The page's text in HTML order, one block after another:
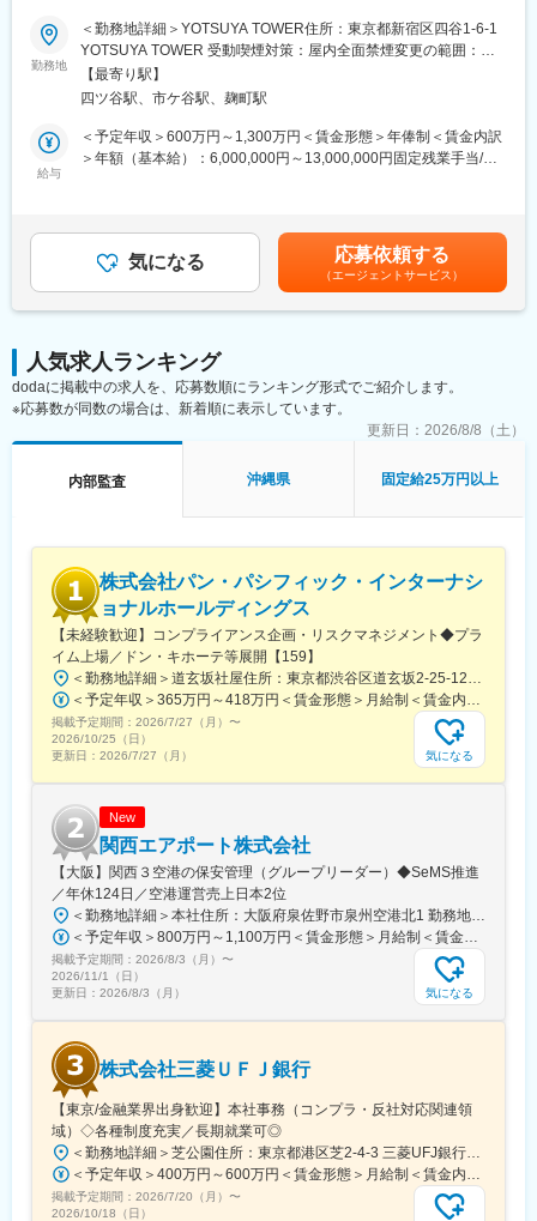
・内部監査結果に基づく情報提供ならびに改善への助言
＜チーム構成＞
現在は十数名程度のメンバーが在籍しており、テーマ監査、業務
営業監査、システム監査の3チームで構成されています。
をしております。
vol25-jp/?utm_source=slack&utm_medium=sns>
■本ポジションの魅力
・会社全体を俯瞰する立場から、経営目線で社内業務の改善・高
・モバイル決済最大手のフィンテック企業において内部監査業務
経験を積み、新ビジネススキームを習得しつつ、監査キャリアを
拡大
・デジタル監査も含めた新たな監査手法等の導入
・ALL中途入社の多種多様な人材の中での化学反応
変更の範囲：会社の定める業務
及し新しい価値創出を推進】
■PayPay内部統制部の紹介：
監査統制部はフィンテックのリーディングカンパニーに相応しい
内部統制を構築するため、内部統制高度化の整備推進/評価を担っ
ています。
バックグラウンドとしては、内部統制という職種を除いては、経
験業種は金融以外にも多岐にわたっており、事業会社出身者、監
査法人・コンサル出身者それぞれの強みを活かして業務にあたっ
当社を含むPayPayグループ各社のUS SOX対応方針を決め、US
SOX規制に対し各グループ会社が過不足なく対応するため、各社
に対するサポート（リソース提供含む）を実施し、グループ全体
のUS SOX対応状況を常にモニタリングし、問題発生時にはリス
通して的確なアドバイスを行ない、発見された問題に対して積極
評価」等を実施する
・新サービス・プロダクト導入時に、内部統制の観点でリスク低
減策が適切にデザインされているかのリスク評価を実施し、必要
に応じて1線部署に対するアドバイスを実施する
・外部監査人とSOX対応の方針（スコープ、経営者評価方針、不
備対応等）について交渉する
・内外関係者（外部監査、グループ会社等）と密に連携を行なう
■本ポジションの魅力：
・スーパーアプリを目指した新事業や新サービス等について、内
部統制構築の観点で企画段階から関わることができる
・内部統制の特性上、各種プロジェクトに関わりながら会社の成
長を肌で感じることができる
変更の範囲：会社の定める業務
勤務地
＜勤務地詳細＞YOTSUYA TOWER住所：東京都新宿区四谷1-6-1
YOTSUYA TOWER 受動喫煙対策：屋内全面禁煙変更の範囲：会
社の定める事業所（リモートワーク含む）
【最寄り駅】
四ツ谷駅、市ケ谷駅、麹町駅
給与
＜予定年収＞600万円～1,300万円＜賃金形態＞年俸制＜賃金内訳
＞年額（基本給）：6,000,000円～13,000,000円固定残業手当/
業手当＞有＜給与補足＞■昇給：原則年1回（会社の業績と個人の
評価結果を元に決定）■評価制度：仕事の成果と業績への貢献度を
評価賃金はあくまでも目安の金額であり、選考を通じて上下する
可能性があります。月給(月額)は固定手当を含めた表記です。
気になる 応募依頼する
（エージェントサービス）
人気求人ランキング
dodaに掲載中の求人を、応募数順にランキング形式でご紹介します。
※応募数が同数の場合は、新着順に表示しています。
更新日： 2026/8/8（土）
内部監査 沖縄県 固定給25万円以上
株式会社パン・パシフィック・インターナシ
ョナルホールディングス
【未経験歓迎】コンプライアンス企画・リスクマネジメント◆プラ
イム上場／ドン・キホーテ等展開【159】
＜勤務地詳細＞道玄坂社屋住所：東京都渋谷区道玄坂2-25-12 渋谷道玄坂通8F 受動喫煙対策：屋内全面禁煙変更の範囲：会社の定める事業所（リモートワーク含む）
＜予定年収＞365万円～418万円＜賃金形態＞月給制＜賃金内訳＞月額（基本給）：210,600円～242,100円その他固定手当/月：1,000円固定残業手当/月：16,400円～18,900円（固定残業時間10時間0分/月）超過した時間外労働の残業手当は追加支給＜月給＞228,000円～262,000円（一律手当を含む）＜昇給有無＞有＜残業手当＞有＜給与補足＞※ご経験に応じて決定。■給与改定：年2回（1月・7月）■賞与：年2回（7月・12月）※入社時給与は総合職テーブルでの算出となる為、入社1年後に選択頂くテーブルにより最大2.5万円減額となる可能性有。入社1年後原則5月にご自身の状況に合わせて、エリア・ホームへの変更申請が可能（会社承認後の適用）賃金はあくまでも目安の金額であり、選考を通じて上下する可能性があります。月給(月額)は固定手当を含めた表記です。
掲載予定期間： 2026/7/27（月） 〜
2026/10/25（日）
更新日： 2026/7/27（月） 気になる
New
関西エアポート株式会社
【大阪】関西３空港の保安管理（グループリーダー）◆SeMS推進
／年休124日／空港運営売上日本2位
＜勤務地詳細＞本社住所：大阪府泉佐野市泉州空港北1 勤務地最寄駅：JRはるか・関西空港線／関西空港駅受動喫煙対策：屋内全面禁煙変更の範囲：会社の定める事業所
＜予定年収＞800万円～1,100万円＜賃金形態＞月給制＜賃金内訳＞月額（基本給）：530,000円～730,000円＜月給＞530,000円～730,000円＜昇給有無＞有＜残業手当＞有＜給与補足＞※具体的な金額については経験等を考慮して、社内規定に基づき決定※上記想定年収は通勤手当、育児手当、住居手当を除く■昇給：年1回■賞与：年2回（6月、12月）賃金はあくまでも目安の金額であり、選考を通じて上下する可能性があります。月給(月額)は固定手当を含めた表記です。
掲載予定期間： 2026/8/3（月） 〜
2026/11/1（日）
更新日： 2026/8/3（月） 気になる
株式会社三菱ＵＦＪ銀行
【東京/金融業界出身歓迎】本社事務（コンプラ・反社対応関連領
域）◇各種制度充実／長期就業可◎
＜勤務地詳細＞芝公園住所：東京都港区芝2-4-3 三菱UFJ銀行芝ビル勤務地最寄駅：都営三田線／芝公園駅駅受動喫煙対策：屋内全面禁煙変更の範囲：会社の定める事業所（リモートワーク含む）
＜予定年収＞400万円～600万円＜賃金形態＞月給制＜賃金内訳＞月額（基本給）：255,000円～400,000円＜月給＞255,000円～400,000円＜昇給有無＞有＜残業手当＞有＜給与補足＞※給与詳細は経験、前職の年収、当行基準テーブルを考慮の上決定します（規定による提示）。賃金はあくまでも目安の金額であり、選考を通じて上下する可能性があります。月給(月額)は固定手当を含めた表記です。
掲載予定期間： 2026/7/20（月） 〜
2026/10/18（日）